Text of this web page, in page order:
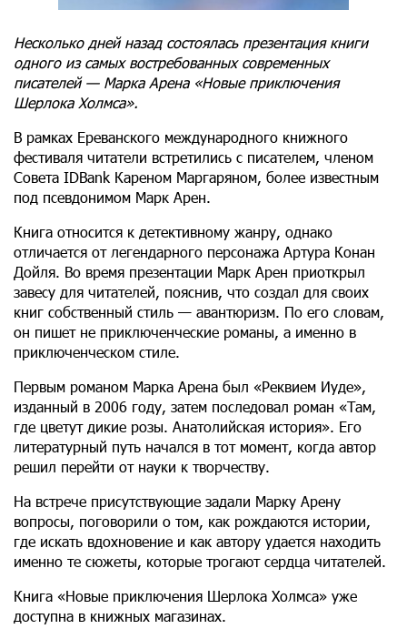
Несколько дней назад состоялась презентация книги
одного из самых востребованных современных
писателей — Марка Арена «Новые приключения
Шерлока Холмса».
В рамках Ереванского международного книжного
фестиваля читатели встретились с писателем, членом
Совета IDBank Кареном Маргаряном, более известным
под псевдонимом Марк Арен.
Книга относится к детективному жанру, однако
отличается от легендарного персонажа Артура Конан
Дойля. Во время презентации Марк Арен приоткрыл
завесу для читателей, пояснив, что создал для своих
книг собственный стиль — авантюризм. По его словам,
он пишет не приключенческие романы, а именно в
приключенческом стиле.
Первым романом Марка Арена был «Реквием Иуде»,
изданный в 2006 году, затем последовал роман «Там,
где цветут дикие розы. Анатолийская история». Его
литературный путь начался в тот момент, когда автор
решил перейти от науки к творчеству.
На встрече присутствующие задали Марку Арену
вопросы, поговорили о том, как рождаются истории,
где искать вдохновение и как автору удается находить
именно те сюжеты, которые трогают сердца читателей.
Книга «Новые приключения Шерлока Холмса» уже
доступна в книжных магазинах.